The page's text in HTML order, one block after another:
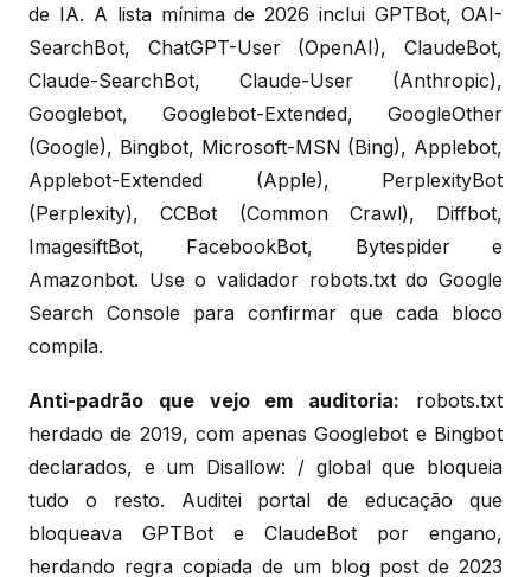
de IA. A lista mínima de 2026 inclui GPTBot, OAI-
SearchBot, ChatGPT-User (OpenAI), ClaudeBot,
Claude-SearchBot, Claude-User (Anthropic),
Googlebot, Googlebot-Extended, GoogleOther
(Google), Bingbot, Microsoft-MSN (Bing), Applebot,
Applebot-Extended (Apple), PerplexityBot
(Perplexity), CCBot (Common Crawl), Diffbot,
ImagesiftBot, FacebookBot, Bytespider e
Amazonbot. Use o validador robots.txt do Google
Search Console para confirmar que cada bloco
compila.
Anti-padrão que vejo em auditoria: robots.txt
herdado de 2019, com apenas Googlebot e Bingbot
declarados, e um Disallow: / global que bloqueia
tudo o resto. Auditei portal de educação que
bloqueava GPTBot e ClaudeBot por engano,
herdando regra copiada de um blog post de 2023